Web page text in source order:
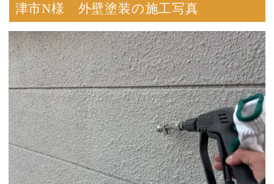
津市N様 外壁塗装の施工写真